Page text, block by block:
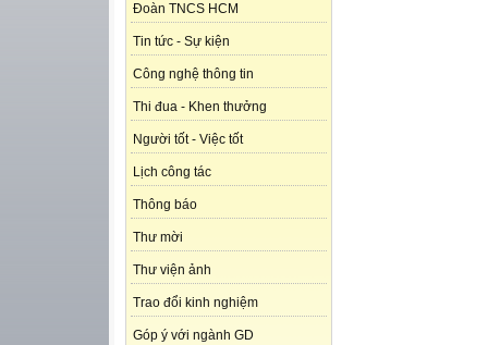
Đoàn TNCS HCM
Tin tức - Sự kiện
Công nghệ thông tin
Thi đua - Khen thưởng
Người tốt - Việc tốt
Lịch công tác
Thông báo
Thư mời
Thư viện ảnh
Trao đổi kinh nghiệm
Góp ý với ngành GD